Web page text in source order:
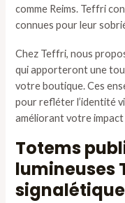
comme Reims. Teffri
connues pour leur
Chez Teffri, nous
qui apporteront une
votre boutique. Ces
pour refléter l’identité
améliorant votre impact
Totems
lumineuses